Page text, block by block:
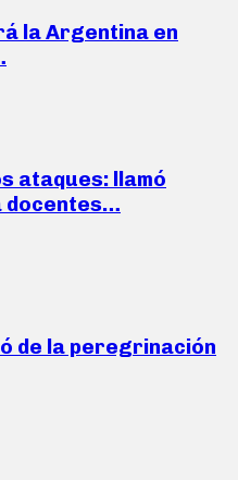
la Argentina en
ataques: llamó
docentes…
de la peregrinación